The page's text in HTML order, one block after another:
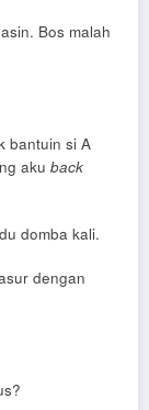
Bos malah
bantuin si A
aku back
domba kali.
dengan